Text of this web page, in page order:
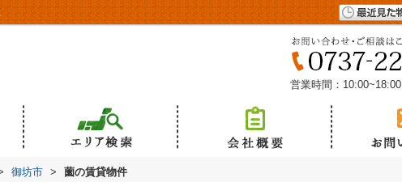
営業時間：10:00~18:00
御坊市 > 薗の賃貸物件